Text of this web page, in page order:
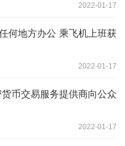
2022-01-17
何地方办公 乘飞机上班获
2022-01-17
币交易服务提供商向公众
2022-01-17